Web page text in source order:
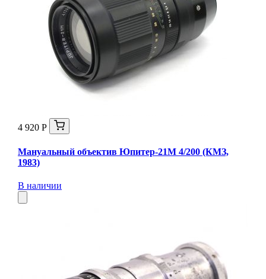
4 920 Р
Мануальный объектив Юпитер-21М 4/200 (КМЗ,
1983)
В наличии